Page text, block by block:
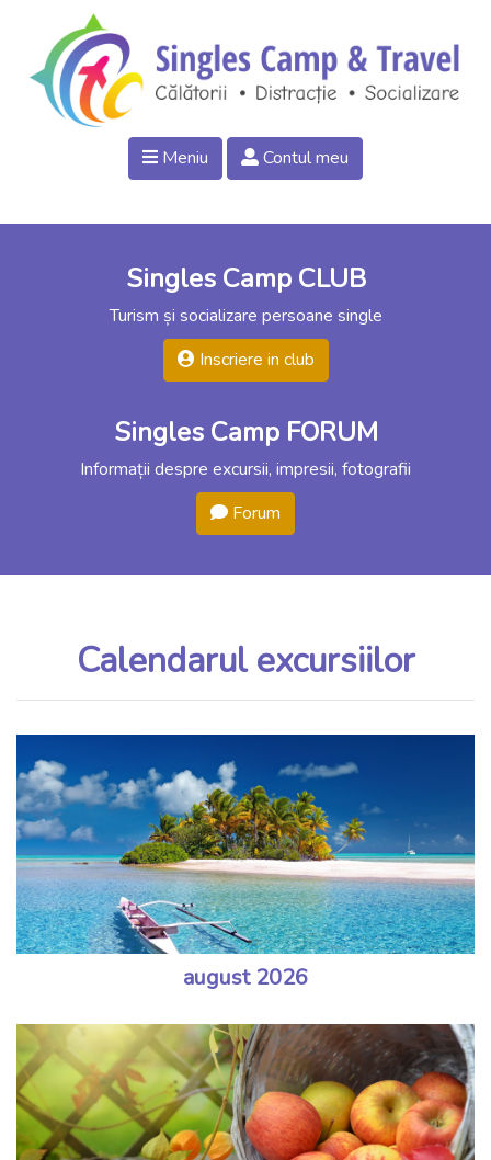
Meniu Contul meu
Singles Camp CLUB
Turism și socializare persoane single
Inscriere in club
Singles Camp FORUM
Informații despre excursii, impresii, fotografii
Forum
Calendarul excursiilor
august 2026